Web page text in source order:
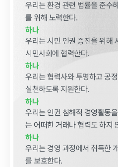
임직원 친인
척 현황
인건비 예산
및 집행현황
기관장 성과
계약 달성정
경영평가 결
감사결과 조
치요구사항
정보목록
안전보건관리
우리는 환경 관련 법률을 준수
를 위해 노력한다.
하나
우리는 시민 인권 증진을 위해
시민사회에 협력한다.
하나
우리는 협력사와 투명하고 공
실천하도록 지원한다.
하나
우리는 인권 침해적 경영활동
는 어떠한 거래나 협력도 하지
하나
우리는 경영 과정에서 취득한
를 보호한다.